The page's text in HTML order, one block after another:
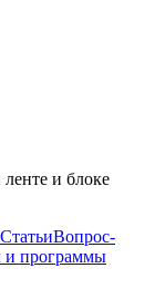
и блоке
СтатьиВопрос-
программы